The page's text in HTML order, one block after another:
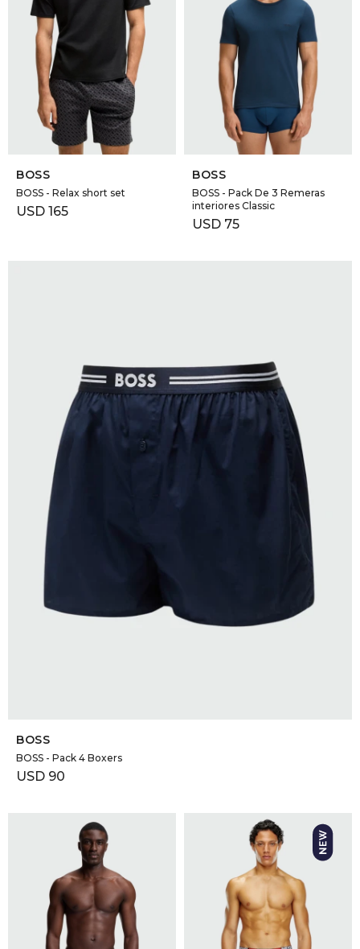
SELECCIONAR TALLE
BOSS
BOSS - Relax short set
USD 165
SELECCIONAR TALLE
BOSS
BOSS - Pack De 3 Remeras
interiores Classic
USD 75
BOSS
BOSS - Pack 4 Boxers
USD 90